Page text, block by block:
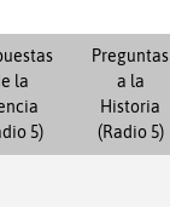
la
5)
Preguntas
a la
Historia
(Radio 5)